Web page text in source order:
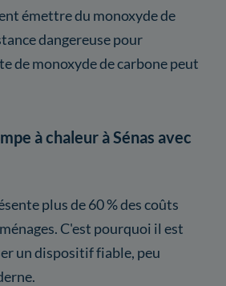
émettre du monoxyde de
dangereuse pour
de monoxyde de carbone peut
à chaleur à Sénas avec
plus de 60 % des coûts
C'est pourquoi il est
un dispositif fiable, peu